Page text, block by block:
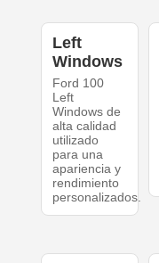
Left
Windows
Ford 100
Left
Windows de
alta calidad
utilizado
para una
apariencia y
rendimiento
personalizados.